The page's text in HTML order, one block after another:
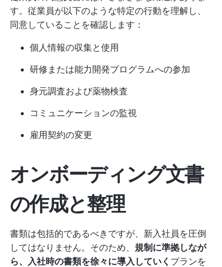
す。従業員が以下のような特定の行動を理解し、
同意していることを確認します：
個人情報の収集と使用
研修または能力開発プログラムへの参加
身元調査および薬物検査
コミュニケーションの監視
雇用契約の変更
オンボーディング文書
の作成と整理
書類は包括的であるべきですが、新入社員を圧倒
してはなりません。そのため、 規制に準拠しなが
ら、入社時の書類を徐々に導入していく プランを